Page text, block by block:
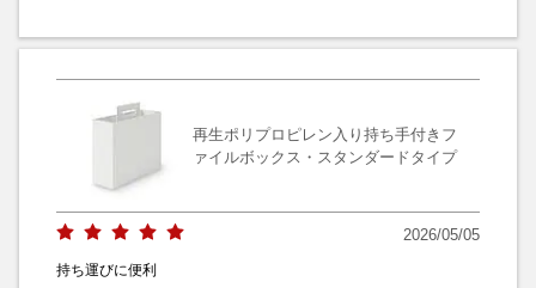
再生ポリプロピレン入り持ち手付きフ
ァイルボックス・スタンダードタイプ
2026/05/05
持ち運びに便利